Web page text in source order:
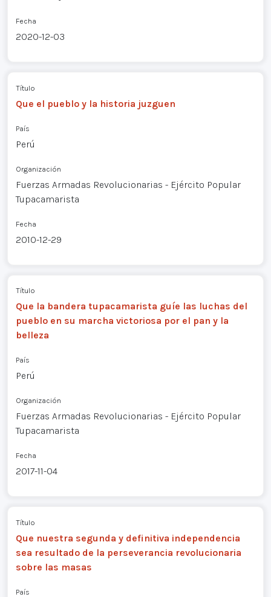
Fecha
2020-12-03
Título
Que el pueblo y la historia juzguen
País
Perú
Organización
Fuerzas Armadas Revolucionarias - Ejército Popular
Tupacamarista
Fecha
2010-12-29
Título
Que la bandera tupacamarista guíe las luchas del
pueblo en su marcha victoriosa por el pan y la
belleza
País
Perú
Organización
Fuerzas Armadas Revolucionarias - Ejército Popular
Tupacamarista
Fecha
2017-11-04
Título
Que nuestra segunda y definitiva independencia
sea resultado de la perseverancia revolucionaria
sobre las masas
País